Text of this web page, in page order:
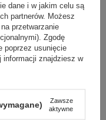
DO KOSZYKA
dane i w jakim celu są
partnerów. Możesz
przetwarzanie
Zgodę
poprzez usunięcie
informacji znajdziesz w
Zawsze
aktywne